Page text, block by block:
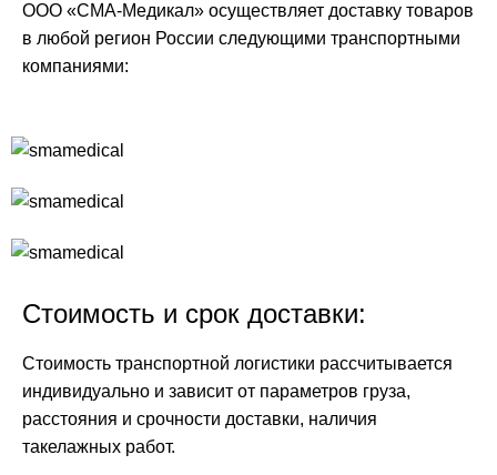
ООО «СМА-Медикал» осуществляет доставку товаров
в любой регион России следующими транспортными
компаниями:
Стоимость и срок доставки:
Стоимость транспортной логистики рассчитывается
индивидуально и зависит от параметров груза,
расстояния и срочности доставки, наличия
такелажных работ.